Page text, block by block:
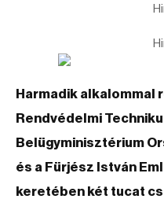
Harmadik alkalommal
Rendvédelmi
Belügyminisztérium
és a Fürjész István
keretében két tucat